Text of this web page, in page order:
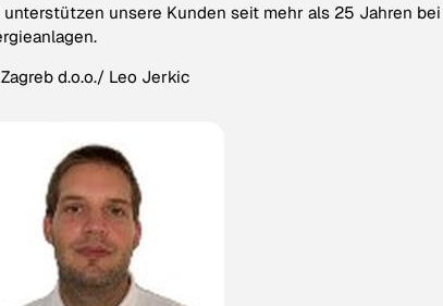
unterstützen unsere Kunden seit mehr als 25 Jahren
d.o.o./ Leo Jerkic